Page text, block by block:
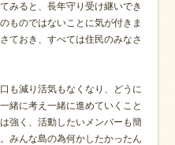
みると、長年守り受け継いでき
ものではないことに気が付きま
ておき、すべては住民のみなさ
も減り活気もなくなり、どうに
緒に考え一緒に進めていくこと
強く、活動したいメンバーも簡
みんな島の為何かしたかったん